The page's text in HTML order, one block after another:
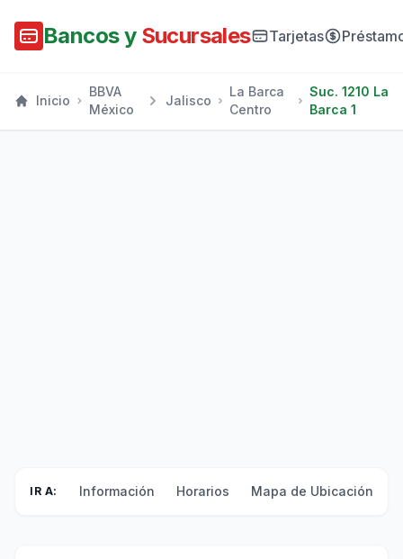
Bancos y Sucursales Tarjetas
Inicio
BBVA
México
Jalisco
La Barca
Centro
Suc. 1210 La
Barca 1
IR A: Información Horarios Mapa de Ubicación